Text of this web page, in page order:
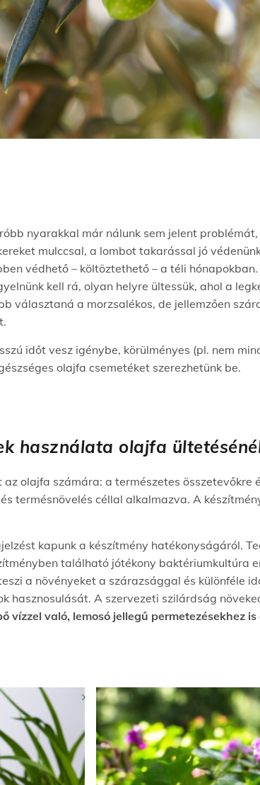
nyarakkal már nálunk sem jelent
mulccsal, a lombot takarással jó
védhető – költöztethető – a téli
kell rá, olyan helyre ültessük, ahol a
választaná a morzsalékos, de jellemzően
időt vesz igénybe, körülményes (pl. nem
olajfa csemetéket szerezhetünk be.
használata olajfa
olajfa számára: a természetes összetevőkre
céllal alkalmazva. A
kapunk a készítmény hatékonyságáról.
található jótékony baktériumkultúra
a növényeket a szárazsággal és különféle
A szervezeti szilárdság
vízzel való, lemosó jellegű permetezésekhez